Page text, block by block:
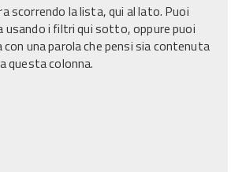
scorrendo la lista, qui al lato. Puoi
usando i filtri qui sotto, oppure puoi
una parola che pensi sia contenuta
questa colonna.